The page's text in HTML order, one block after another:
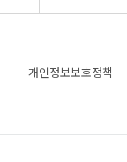
개인정보보호정책